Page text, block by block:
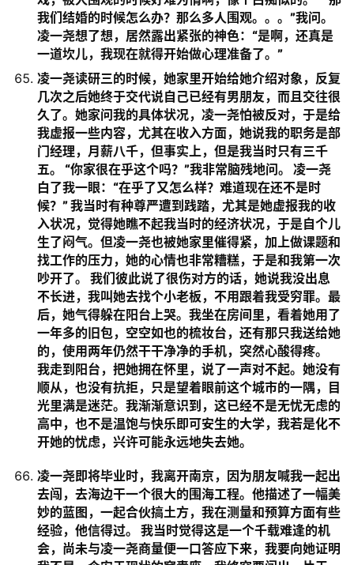
我们结婚的时候怎么办？那么多人围观。。。”我问。
凌一尧想了想，居然露出紧张的神色：“是啊，还真是
一道坎儿，我现在就得开始做心理准备了。”
凌一尧读研三的时候，她家里开始给她介绍对象，反复
几次之后她终于交代说自己已经有男朋友，而且交往很
久了。她家问我的具体状况，凌一尧怕被反对，于是给
我虚报一些内容，尤其在收入方面，她说我的职务是部
门经理，月薪八千，但事实上，但是我当时只有三千
五。 “你家很在乎这个吗？”我非常脑残地问。 凌一尧
白了我一眼：“在乎了又怎么样？难道现在还不是时
候？” 我当时有种尊严遭到践踏，尤其是她虚报我的收
入状况，觉得她瞧不起我当时的经济状况，于是自个儿
生了闷气。但凌一尧也被她家里催得紧，加上做课题和
找工作的压力，她的心情也非常糟糕，于是和我第一次
吵开了。 我们彼此说了很伤对方的话，她说我没出息
不长进，我叫她去找个小老板，不用跟着我受穷罪。最
后，她气得躲在阳台上哭。我坐在房间里，看着她用了
一年多的旧包，空空如也的梳妆台，还有那只我送给她
的，使用两年仍然干干净净的手机，突然心酸得疼。
我走到阳台，把她拥在怀里，说了一声对不起。她没有
顺从，也没有抗拒，只是望着眼前这个城市的一隅，目
光里满是迷茫。我渐渐意识到，这已经不是无忧无虑的
高中，也不是温饱与快乐即可安生的大学，我若是化不
开她的忧虑，兴许可能永远地失去她。
凌一尧即将毕业时，我离开南京，因为朋友喊我一起出
去闯，去海边干一个很大的围海工程。他描述了一幅美
妙的蓝图，一起合伙搞土方，我在测量和预算方面有些
经验，他信得过。 我当时觉得这是一个千载难逢的机
会，尚未与凌一尧商量便一口答应下来，我要向她证明